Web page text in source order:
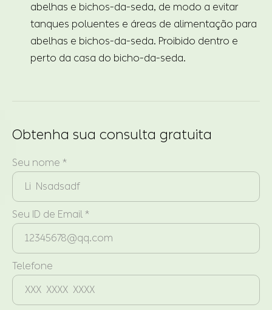
abelhas e bichos-da-seda, de modo a evitar
tanques poluentes e áreas de alimentação para
abelhas e bichos-da-seda. Proibido dentro e
perto da casa do bicho-da-seda.
Obtenha sua consulta gratuita
Seu nome *
Seu ID de Email *
Telefone